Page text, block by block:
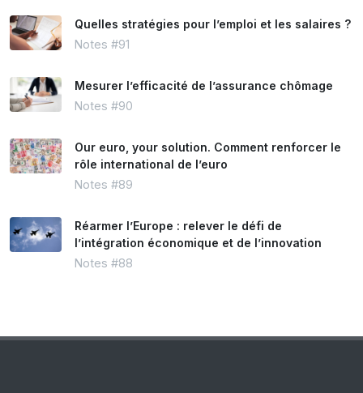
Quelles stratégies pour l’emploi et les salaires ?
Notes #91
Mesurer l’efficacité de l’assurance chômage
Notes #90
Our euro, your solution. Comment renforcer le
rôle international de l’euro
Notes #89
Réarmer l’Europe : relever le défi de
l’intégration économique et de l’innovation
Notes #88